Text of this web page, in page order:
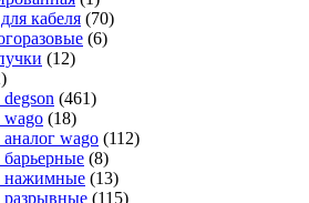
кабеля (70)
(6)
(12)
(461)
(18)
wago (112)
(8)
нажимные (13)
(115)